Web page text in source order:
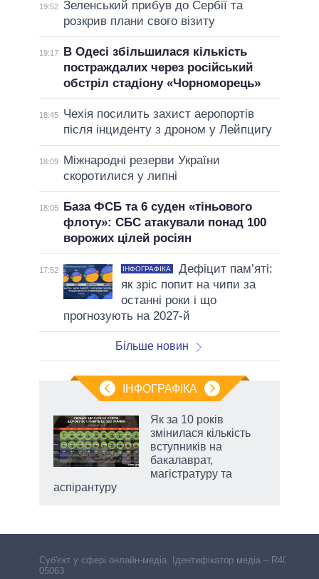
19:52 Зеленський прибув до Сербії та
розкрив плани свого візиту
19:17
В Одесі збільшилася кількість
постраждалих через російський
обстріл стадіону «Чорноморець»
18:45
Чехія посилить захист аеропортів
після інциденту з дроном у Лейпцигу
18:09
Міжнародні резерви України
скоротилися у липні
18:05
База ФСБ та 6 суден «тіньового
флоту»: СБС атакували понад 100
ворожих цілей росіян
17:52 ІНФОГРАФІКА
Дефіцит пам’яті:
як зріс попит на чипи за
останні роки і що
прогнозують на 2027-й
Більше новин
ІНФОГРАФІКА
Як за 10 років
змінилася кількість
вступників на
бакалаврат,
магістратуру та
аспірантуру
Cуб'єкт у сфері онлайн-медіа. Ідентифікатор медіа – R40-
05063